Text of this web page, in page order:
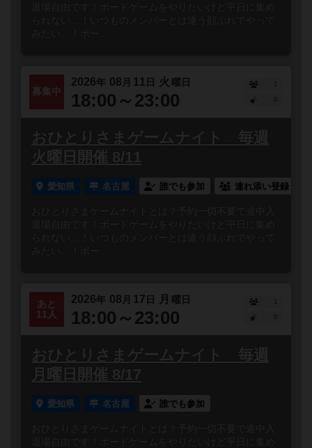
退場自由です！ボードゲームをやりたいけど平日に集め
られない…！いつものメンバーとは違う顔ぶれでやって
募集中
2026年 08 月 11 日 火 曜日
18:00～23:00
1
おひとりさまゲームナイト 毎週
火曜日開催 8/11
愛知県 名古屋 誰でも参加 連れ添い登録
おひとりさまゲームナイトとは？予約一切不要で途中入
退場自由です！ボードゲームをやりたいけど平日に集め
られない…！いつものメンバーとは違う顔ぶれでやって
あと
11人
2026年 08 月 17 日 月 曜日
18:00～23:00
1
おひとりさまゲームナイト 毎週
月曜日開催 8/17
愛知県 名古屋 誰でも参加
おひとりさまゲームナイトとは？予約一切不要で途中入
退場自由です！ボードゲームをやりたいけど平日に集め